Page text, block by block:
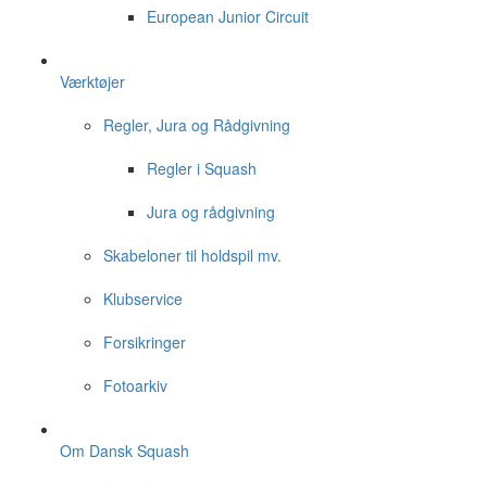
European Junior Circuit
Værktøjer
Regler, Jura og Rådgivning
Regler i Squash
Jura og rådgivning
Skabeloner til holdspil mv.
Klubservice
Forsikringer
Fotoarkiv
Om Dansk Squash